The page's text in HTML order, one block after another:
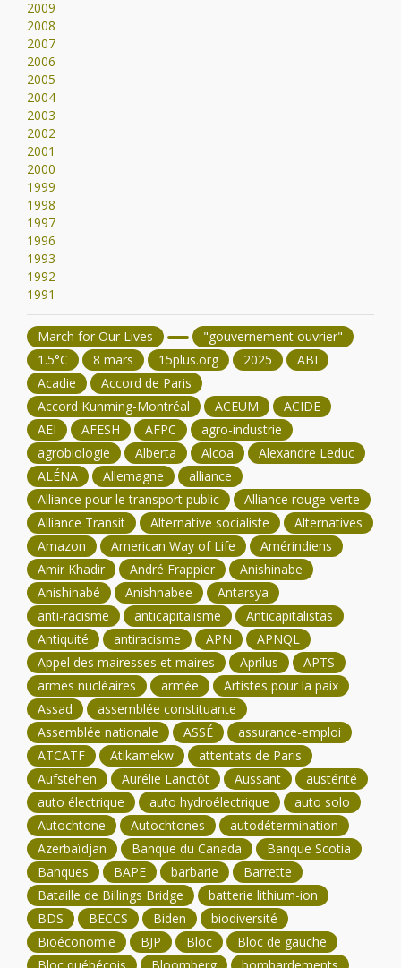
2009
2008
2007
2006
2005
2004
2003
2002
2001
2000
1999
1998
1997
1996
1993
1992
1991
March for Our Lives
"gouvernement ouvrier"
1.5°C
8 mars 15plus.org 2025
ABI
Acadie
Accord de Paris
Accord Kunming-Montréal
ACEUM
ACIDE
AEI
AFESH AFPC
agro-industrie
agrobiologie
Alberta Alcoa
Alexandre Leduc
ALÉNA
Allemagne
alliance
Alliance pour le transport public
Alliance rouge-verte
Alliance Transit
Alternative socialiste
Alternatives
Amazon
American Way of Life
Amérindiens
Amir Khadir
André Frappier
Anishinabe
Anishinabé
Anishnabee
Antarsya
anti-racisme
anticapitalisme
Anticapitalistas
Antiquité
antiracisme APN
APNQL
Appel des mairesses et maires
Aprilus
APTS
armes nucléaires
armée
Artistes pour la paix
Assad
assemblée constituante
Assemblée nationale
ASSÉ
assurance-emploi
ATCATF
Atikamekw
attentats de Paris
Aufstehen
Aurélie Lanctôt Aussant
austérité
auto électrique
auto hydroélectrique
auto solo
Autochtone
Autochtones
autodétermination
Azerbaïdjan
Banque du Canada
Banque Scotia
Banques
BAPE barbarie
Barrette
Bataille de Billings Bridge
batterie lithium-ion
BDS
BECCS Biden
biodiversité
Bioéconomie
BJP Bloc
Bloc de gauche